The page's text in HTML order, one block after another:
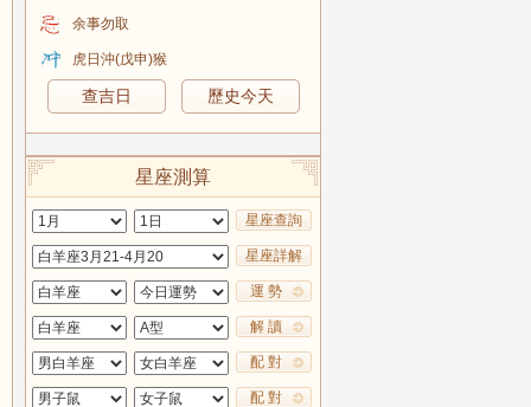
余事勿取
虎日沖(戊申)猴
查吉日 歷史今天
星座測算
星座查詢
星座詳解
運 勢
解 讀
配 對
配 對